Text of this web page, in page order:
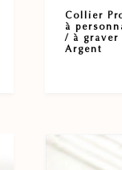
Collier
à
/ à graver
Argent